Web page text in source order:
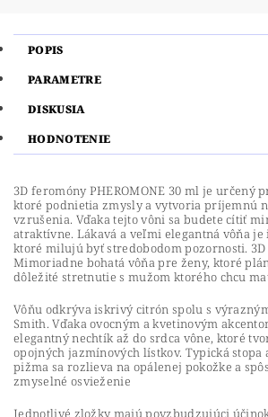
POPIS
PARAMETRE
DISKUSIA
HODNOTENIE
3D feromóny PHEROMONE 30 ml je určený
ktoré podnietia zmysly a vytvoria príjemnú
vzrušenia. Vďaka tejto vôni sa budete cítiť
atraktívne. Lákavá a veľmi elegantná vôňa
ktoré milujú byť stredobodom pozornosti. 3D
Mimoriadne bohatá vôňa pre ženy, ktoré
dôležité stretnutie s mužom ktorého chcu
Vôňu odkrýva iskrivý citrón spolu s
Smith. Vďaka ovocným a kvetinovým
elegantný nechtík až do srdca vône, ktoré
opojných jazmínových lístkov. Typická stopa
pižma sa rozlieva na opálenej pokožke a
zmyselné osvieženie
Jednotlivé zložky majú povzbudzujúci